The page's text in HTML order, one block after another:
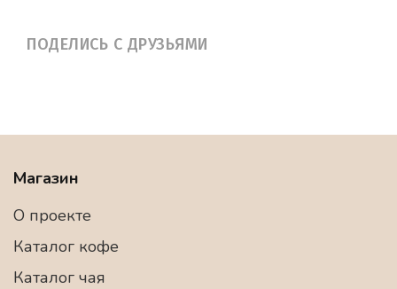
ПОДЕЛИСЬ С ДРУЗЬЯМИ
Магазин
О проекте
Каталог кофе
Каталог чая